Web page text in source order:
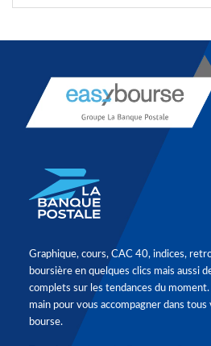
Graphique, cours, CAC 40, indices,
boursière en quelques clics mais aussi
complets sur les tendances du
main pour vous accompagner dans
bourse.